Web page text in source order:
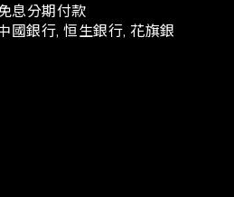
息分期付款
國銀行, 恒生銀行, 花旗銀